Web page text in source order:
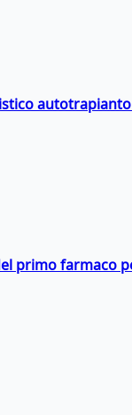
primo farmaco